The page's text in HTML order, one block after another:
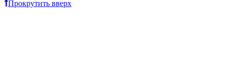
Прокрутить вверх